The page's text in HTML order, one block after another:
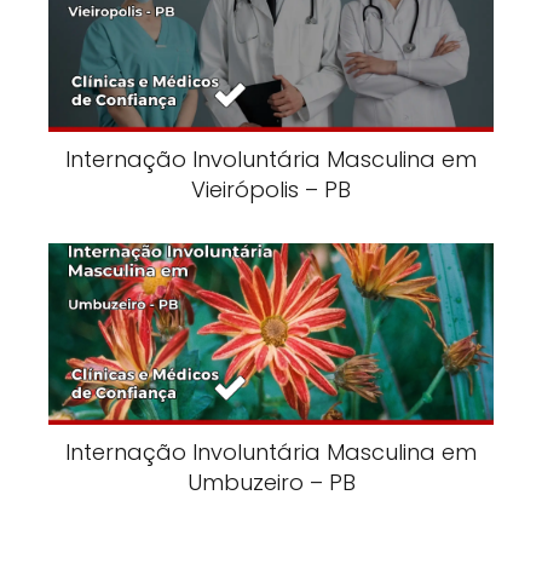
Internação Involuntária Masculina em
Vieirópolis – PB
Internação Involuntária Masculina em
Umbuzeiro – PB